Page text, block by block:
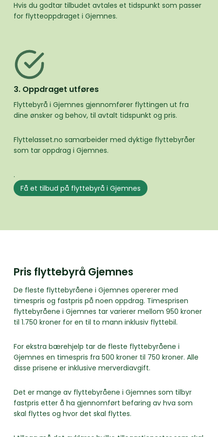
Hvis du godtar tilbudet avtales et tidspunkt som passer
for flytteoppdraget i Gjemnes.
3. Oppdraget utføres
Flyttebyrå i Gjemnes gjennomfører flyttingen ut fra
dine ønsker og behov, til avtalt tidspunkt og pris.
Flyttelasset.no samarbeider med dyktige flyttebyråer
som tar oppdrag i Gjemnes.
.
Få et tilbud på flyttebyrå i Gjemnes
Pris flyttebyrå Gjemnes
De fleste flyttebyråene i Gjemnes opererer med
timespris og fastpris på noen oppdrag. Timesprisen
flyttebyråene i Gjemnes tar varierer mellom 950 kroner
til 1.750 kroner for en til to mann inklusiv flyttebil.
For ekstra bærehjelp tar de fleste flyttebyråene i
Gjemnes en timespris fra 500 kroner til 750 kroner. Alle
disse prisene er inklusive merverdiavgift.
Det er mange av flyttebyråene i Gjemnes som tilbyr
fastpris etter å ha gjennomført befaring av hva som
skal flyttes og hvor det skal flyttes.